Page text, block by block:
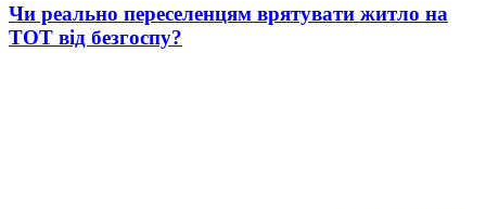
Чи реально переселенцям врятувати житло на
ТОТ від безгоспу?